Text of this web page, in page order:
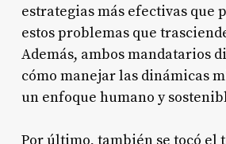
estrategias más efectivas que
estos problemas que
Además, ambos mandatarios
cómo manejar las dinámicas
un enfoque humano y
Por último, también se tocó el